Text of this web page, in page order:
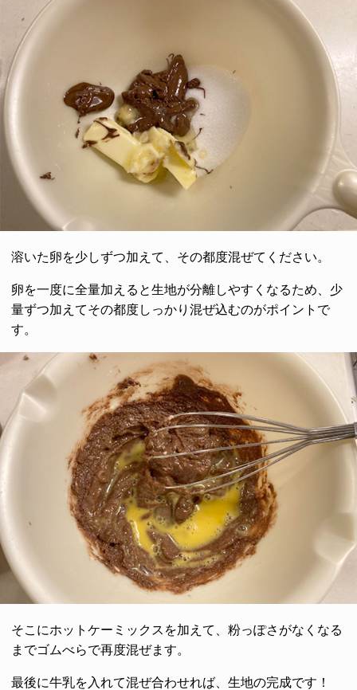
溶いた卵を少しずつ加えて、その都度混ぜてください。
卵を一度に全量加えると生地が分離しやすくなるため、少
量ずつ加えてその都度しっかり混ぜ込むのがポイントで
す。
そこにホットケーミックスを加えて、粉っぽさがなくなる
までゴムべらで再度混ぜます。
最後に牛乳を入れて混ぜ合わせれば、生地の完成です！